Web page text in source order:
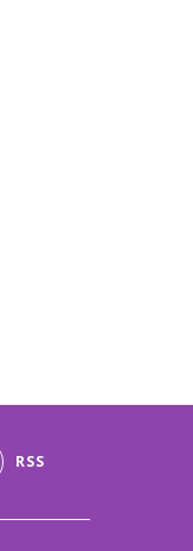
RSS